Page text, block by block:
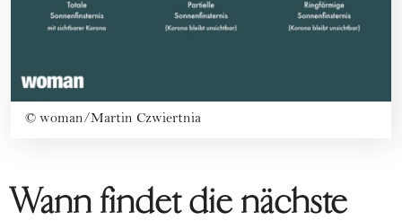
© woman/Martin Czwiertnia
Wann findet die nächste